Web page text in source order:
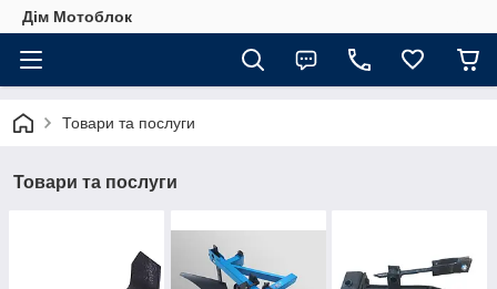
Дім Мотоблок
Товари та послуги
Товари та послуги